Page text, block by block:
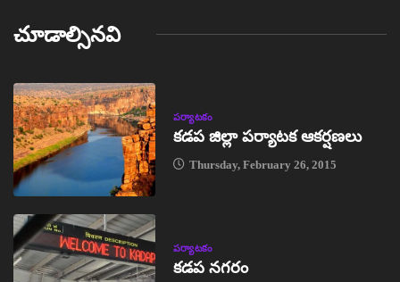
చూడాల్సినవి
పర్యాటకం
కడప జిల్లా పర్యాటక ఆకర్షణలు
Thursday, February 26, 2015
పర్యాటకం
కడప నగరం